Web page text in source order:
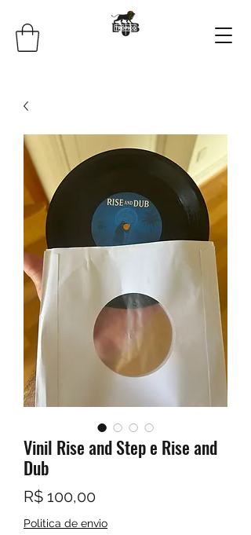
Vinil Rise and Step e Rise and
Dub
R$ 100,00Preço
Politica de envio